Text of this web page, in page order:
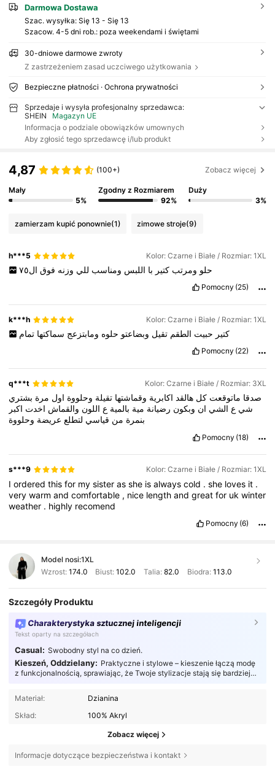
Darmowa Dostawa
Szac. wysyłka: Się 13 - Się 13
Szacow. 4-5 dni rob.: poza weekendami i świętami
30-dniowe darmowe zwroty
Z zastrzeżeniem zasad uczciwego użytkowania
Bezpieczne płatności · Ochrona prywatności
Sprzedaje i wysyła profesjonalny sprzedawca:
SHEIN
Magazyn UE
Informacja o podziale obowiązków umownych
Aby zgłosić tego sprzedawcę i/lub produkt
4,87 (100+) Zobacz więcej
Mały
5%
Zgodny z Rozmiarem
92%
Duży
3%
zamierzam kupić ponownie(1) zimowe stroje(9)
h***5 Kolor: Czarne i Białe / Rozmiar: 1XL
حلو ومرتبكتير با اللبس ومناسب للي وزنه فوق ال٧٥
Pomocny (25)
k***h Kolor: Czarne i Białe / Rozmiar: 1XL
كتير حبيت الطقمتقيل وبضاعتو حلوه ومابتزعج سماكتهاتمام
Pomocny (22)
q***t Kolor: Czarne i Białe / Rozmiar: 3XL
صدقا ماتوقعت كل هالقد اكابرية وقماشتها تقيلة وحلووة اول مرة بشتري
شي ع الشي ان وبكون رضيانة مية بالمية ع اللون والقماش اخدت اكبر
بنمرة من قياسي لتطلع عريضة وحلووة
Pomocny (18)
s***9 Kolor: Czarne i Białe / Rozmiar: 1XL
Iorderedthisfor mysisterasshe isalwayscold .she loves it .
verywarmandcomfortable , nice lengthandgreatfor ukwinter
weather . highly recomend
Pomocny (6)
Model nosi:1XL
Wzrost: 174.0 Biust:102.0 Talia: 82.0 Biodra: 113.0
Szczegóły Produktu
Charakterystyka sztucznej inteligencji
Tekst oparty na szczegółach
Casual: Swobodny styl na co dzień.
Kieszeń, Oddzielany: Praktyczne i stylowe – kieszenie łączą modę
z funkcjonalnością, sprawiając, że Twoje stylizacje stają się bardziej
Materiał:
Dzianina
Skład:
100% Akryl
Zobacz więcej
Informacje dotyczące bezpieczeństwa i kontakt